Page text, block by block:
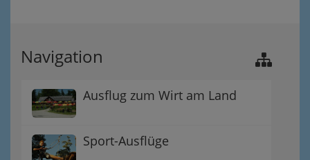
Navigation
Ausflug zum Wirt am Land
Sport-Ausflüge